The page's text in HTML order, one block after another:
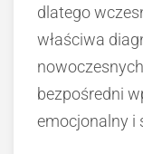
dlatego
właściwa
bezpośredni
emocjonalny i